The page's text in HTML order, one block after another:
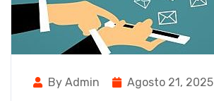
By Admin Agosto 21, 2025